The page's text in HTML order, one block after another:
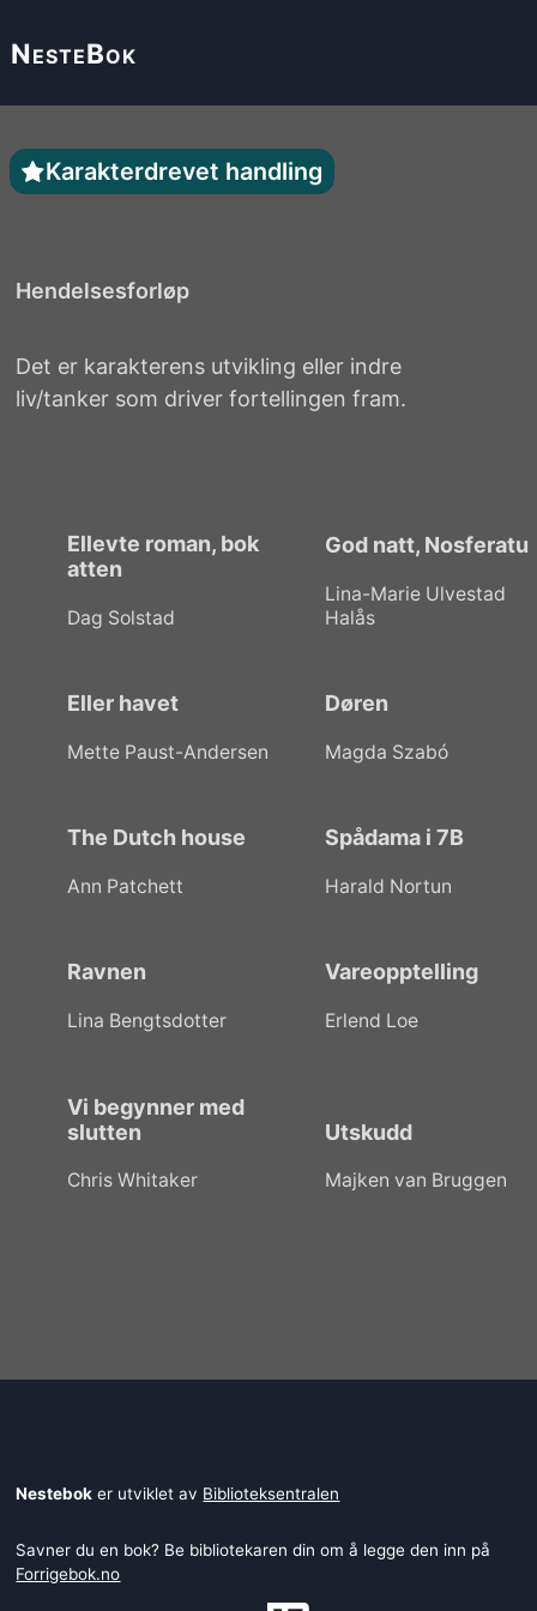
NesteBok
Karakterdrevet handling
Hendelsesforløp
Det er karakterens utvikling eller indre
liv/tanker som driver fortellingen fram.
Ellevte roman, bok
atten
Dag Solstad
God natt, Nosferatu
Lina-Marie Ulvestad
Halås
Eller havet
Mette Paust-Andersen
Døren
Magda Szabó
The Dutch house
Ann Patchett
Spådama i 7B
Harald Nortun
Ravnen
Lina Bengtsdotter
Vareopptelling
Erlend Loe
Vi begynner med
slutten
Chris Whitaker
Utskudd
Majken van Bruggen
Nestebok er utviklet av Biblioteksentralen
Savner du en bok? Be bibliotekaren din om å legge den inn på
Forrigebok.no